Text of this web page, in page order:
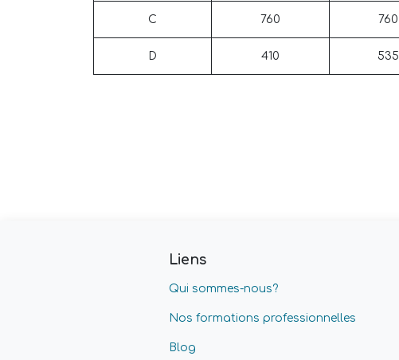
C 760 760
D 410 535
Liens
Qui sommes-nous?
Nos formations professionnelles
Blog